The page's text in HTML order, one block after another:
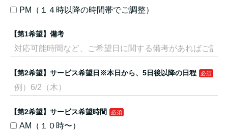
PM（１４時以降の時間帯でご調整）
【第1希望】備考
【第2希望】サービス希望日※本日から、5日後以降の日程
【第2希望】サービス希望時間
AM（１０時〜）